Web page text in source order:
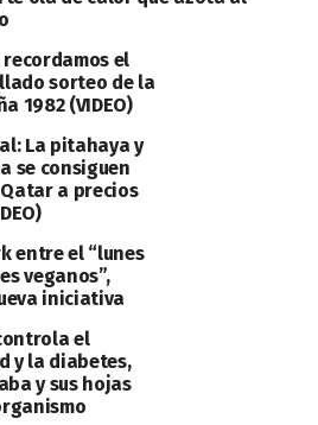
el
sorteo de la
1982 (VIDEO)
La pitahaya y
se consiguen
a precios
entre el “lunes
veganos”,
iniciativa
el
y la diabetes,
y sus hojas